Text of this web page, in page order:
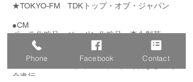
★TOKYO-FM TDKトップ・オブ・ジャパン
●CM
ポーラ化粧品、ジュポン化粧品、森永製菓
●イベント
会進行
Phone Facebook Contact